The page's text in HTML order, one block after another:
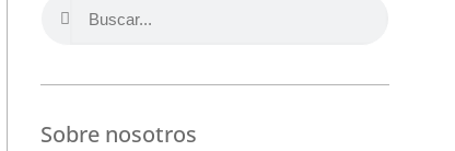
Sobre nosotros